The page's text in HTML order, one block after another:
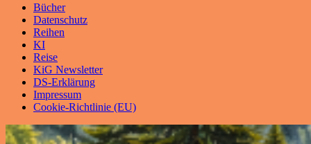
Bücher
Datenschutz
Reihen
KI
Reise
KiG Newsletter
DS-Erklärung
Impressum
Cookie-Richtlinie (EU)